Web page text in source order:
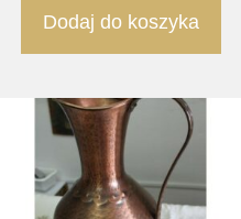
Dodaj do koszyka